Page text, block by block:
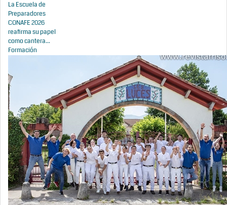
La Escuela de
Preparadores
CONAFE 2026
reafirma su papel
como cantera...
Formación